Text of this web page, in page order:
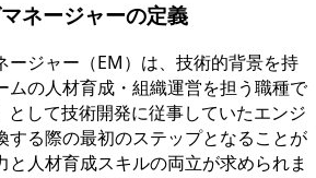
ネージャーの定義
ージャー（EM）は、技術的背景を持
ムの人材育成・組織運営を担う職種で
として技術開発に従事していたエンジ
する際の最初のステップとなることが
と人材育成スキルの両立が求められま